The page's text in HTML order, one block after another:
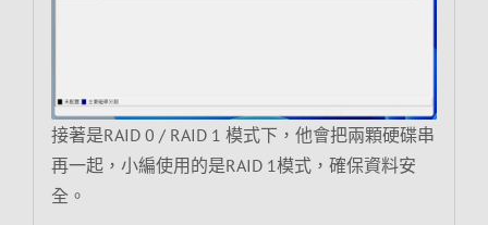
接著是RAID 0 / RAID 1 模式下，他會把兩顆硬碟串
再一起，小編使用的是RAID 1模式，確保資料安
全。